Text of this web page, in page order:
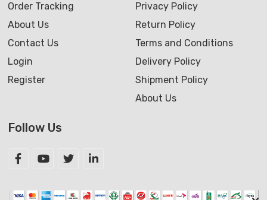
Order Tracking
About Us
Contact Us
Login
Register
Privacy Policy
Return Policy
Terms and Conditions
Delivery Policy
Shipment Policy
About Us
Follow Us